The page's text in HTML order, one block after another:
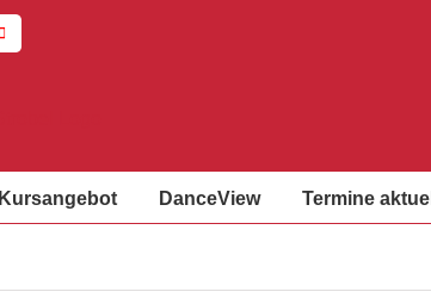
Kursangebot DanceView Termine aktuell